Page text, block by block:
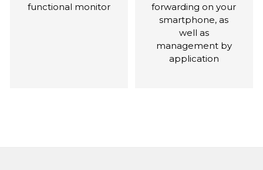
functional monitor
forwarding on your
smartphone, as
well as
management by
application